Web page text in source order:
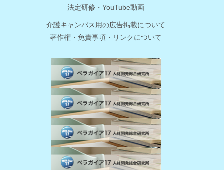
法定研修・YouTube動画
介護キャンパス用の広告掲載について
著作権・免責事項・リンクについて